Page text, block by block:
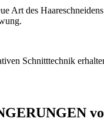
Art des
Schnitttechnik